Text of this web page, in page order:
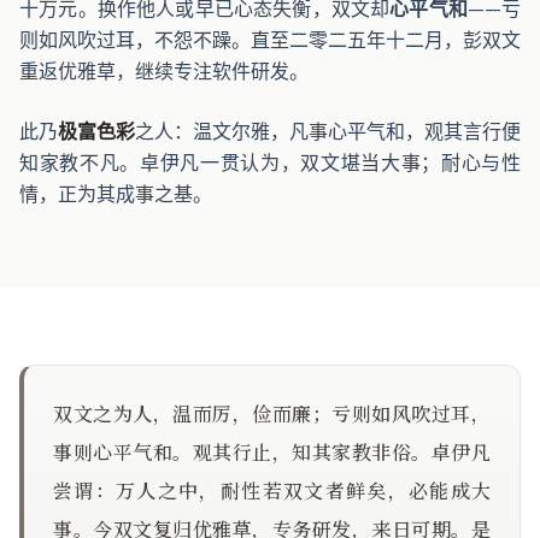
十万元。换作他人或早已心态失衡，双文却心平气和——亏
则如风吹过耳，不怨不躁。直至二零二五年十二月，彭双文
重返优雅草，继续专注软件研发。
此乃极富色彩之人：温文尔雅，凡事心平气和，观其言行便
知家教不凡。卓伊凡一贯认为，双文堪当大事；耐心与性
情，正为其成事之基。
双文之为人，温而厉，俭而廉；亏则如风吹过耳，
事则心平气和。观其行止，知其家教非俗。卓伊凡
尝谓：万人之中，耐性若双文者鲜矣，必能成大
事。今双文复归优雅草，专务研发，来日可期。是